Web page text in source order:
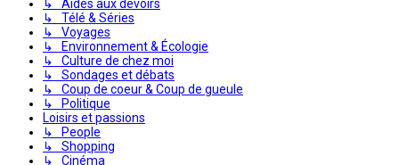
↳ Aides aux devoirs
↳ Télé & Séries
↳ Voyages
↳ Environnement & Écologie
↳ Culture de chez moi
↳ Sondages et débats
↳ Coup de coeur & Coup de gueule
↳ Politique
Loisirs et passions
↳ People
↳ Shopping
↳ Cinéma